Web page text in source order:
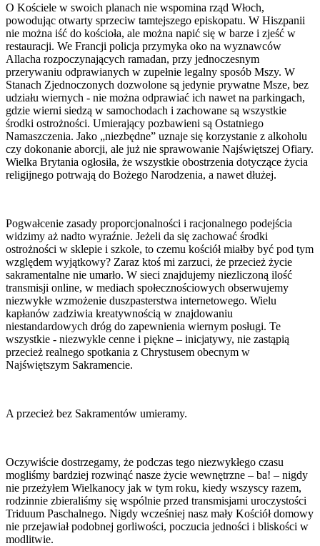
O Kościele w swoich planach nie wspomina rząd Włoch,
powodując otwarty sprzeciw tamtejszego episkopatu. W Hiszpanii
nie można iść do kościoła, ale można napić się w barze i zjeść w
restauracji. We Francji policja przymyka oko na wyznawców
Allacha rozpoczynających ramadan, przy jednoczesnym
przerywaniu odprawianych w zupełnie legalny sposób Mszy. W
Stanach Zjednoczonych dozwolone są jedynie prywatne Msze, bez
udziału wiernych - nie można odprawiać ich nawet na parkingach,
gdzie wierni siedzą w samochodach i zachowane są wszystkie
środki ostrożności. Umierający pozbawieni są Ostatniego
Namaszczenia. Jako „niezbędne” uznaje się korzystanie z alkoholu
czy dokonanie aborcji, ale już nie sprawowanie Najświętszej Ofiary.
Wielka Brytania ogłosiła, że wszystkie obostrzenia dotyczące życia
religijnego potrwają do Bożego Narodzenia, a nawet dłużej.
Pogwałcenie zasady proporcjonalności i racjonalnego podejścia
widzimy aż nadto wyraźnie. Jeżeli da się zachować środki
ostrożności w sklepie i szkole, to czemu kościół miałby być pod tym
względem wyjątkowy? Zaraz ktoś mi zarzuci, że przecież życie
sakramentalne nie umarło. W sieci znajdujemy niezliczoną ilość
transmisji online, w mediach społecznościowych obserwujemy
niezwykłe wzmożenie duszpasterstwa internetowego. Wielu
kapłanów zadziwia kreatywnością w znajdowaniu
niestandardowych dróg do zapewnienia wiernym posługi. Te
wszystkie - niezwykle cenne i piękne – inicjatywy, nie zastąpią
przecież realnego spotkania z Chrystusem obecnym w
Najświętszym Sakramencie.
A przecież bez Sakramentów umieramy.
Oczywiście dostrzegamy, że podczas tego niezwykłego czasu
mogliśmy bardziej rozwinąć nasze życie wewnętrzne – ba! – nigdy
nie przeżyłem Wielkanocy jak w tym roku, kiedy wszyscy razem,
rodzinnie zbieraliśmy się wspólnie przed transmisjami uroczystości
Triduum Paschalnego. Nigdy wcześniej nasz mały Kościół domowy
nie przejawiał podobnej gorliwości, poczucia jedności i bliskości w
modlitwie.